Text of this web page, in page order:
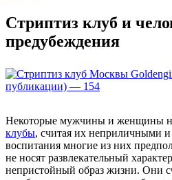
Стриптиз клуб и
предубеждения
Некоторые мужчины и женщины
клубы, считая их неприличными
воспитания многие из них
не носят развлекательный
непристойный образ жизни. Они